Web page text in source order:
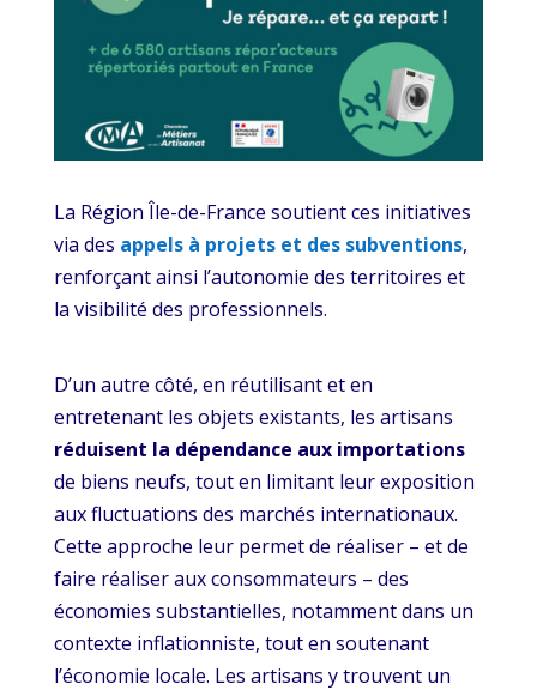
La Région Île-de-France soutient ces initiatives
via des appels à projets et des subventions,
renforçant ainsi l’autonomie des territoires et
la visibilité des professionnels.
D’un autre côté, en réutilisant et en
entretenant les objets existants, les artisans
réduisent la dépendance aux importations
de biens neufs, tout en limitant leur exposition
aux fluctuations des marchés internationaux.
Cette approche leur permet de réaliser – et de
faire réaliser aux consommateurs – des
économies substantielles, notamment dans un
contexte inflationniste, tout en soutenant
l’économie locale. Les artisans y trouvent un